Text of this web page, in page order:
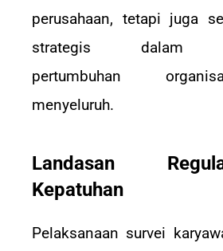
perusahaan, tetapi juga
strategis dalam
pertumbuhan
menyeluruh.
Landasan
Kepatuhan
Pelaksanaan survei